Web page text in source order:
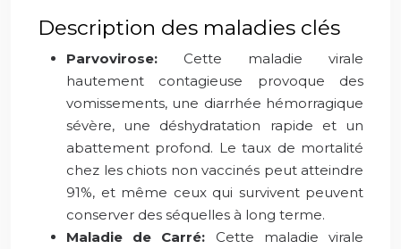
Description des maladies clés
Parvovirose: Cette maladie virale
hautement contagieuse provoque des
vomissements, une diarrhée hémorragique
sévère, une déshydratation rapide et un
abattement profond. Le taux de mortalité
chez les chiots non vaccinés peut atteindre
91%, et même ceux qui survivent peuvent
conserver des séquelles à long terme.
Maladie de Carré: Cette maladie virale